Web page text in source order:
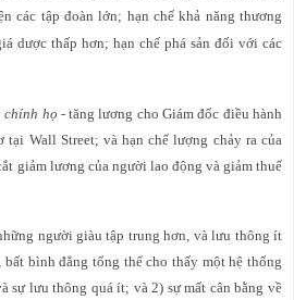
các tập đoàn lớn; hạn chế khả năng thương
dược thấp hơn; hạn chế phá sản đối với các
chính họ - tăng lương cho Giám đốc điều hành
tại Wall Street; và hạn chế lượng chảy ra của
giảm lương của người lao động và giảm thuế
người giàu tập trung hơn, và lưu thông ít
bất bình đẳng tổng thể cho thấy một hệ thống
sự lưu thông quá ít; và 2) sự mất cân bằng về